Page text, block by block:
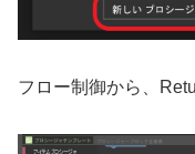
フロー制御から、